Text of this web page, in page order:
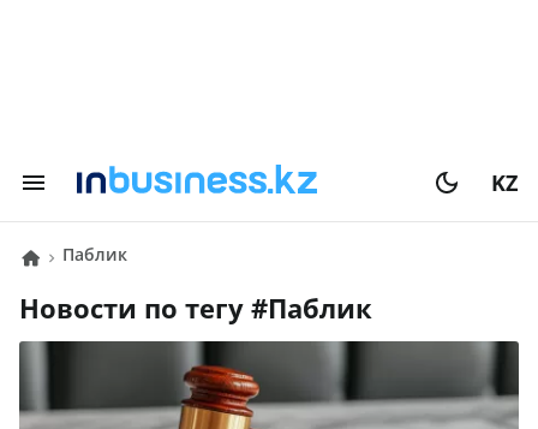
KZ
паблик
Новости по тегу # паблик